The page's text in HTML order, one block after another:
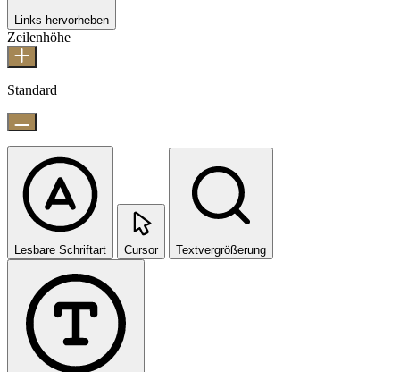
Links hervorheben
Zeilenhöhe
Standard
Lesbare Schriftart Cursor Textvergrößerung